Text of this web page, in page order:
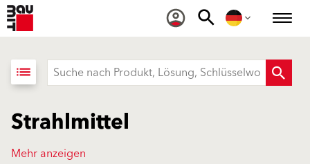
list
Strahlmittel
Mehr anzeigen